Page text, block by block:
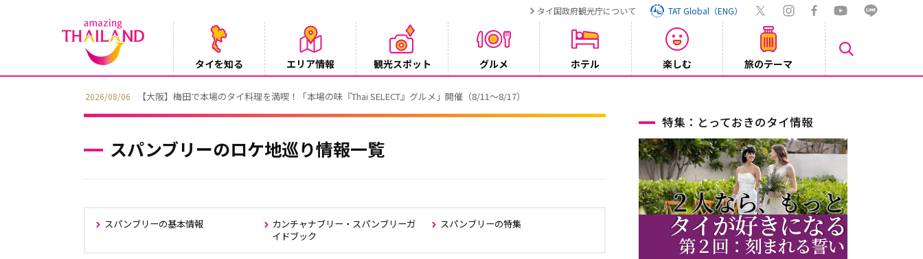
タイ国政府観光庁について TAT Global（ENG）
タイを知る エリア情報 観光スポット グルメ ホテル 楽しむ 旅のテーマ
2026/08/05 【テレビ】NHK『世界ふれあい街歩き』でタイ・プーケットが紹介されます
スパンブリーのロケ地巡り情報一覧
スパンブリーの基本情報
カンチャナブリー・スパンブリーガ
イドブック
スパンブリーの特集
特集：とっておきのタイ情報